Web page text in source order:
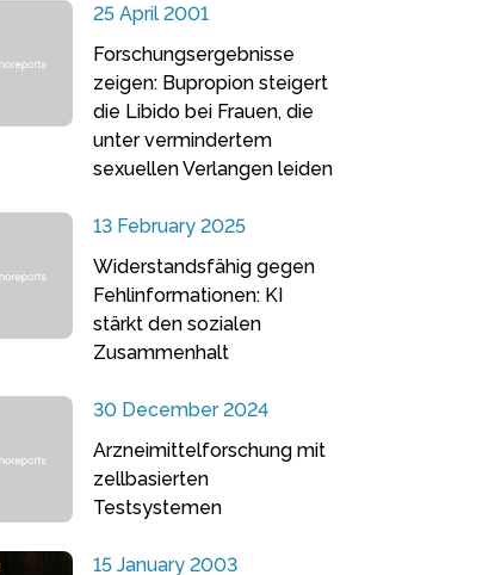
25 April 2001
Forschungsergebnisse
zeigen: Bupropion steigert
die Libido bei Frauen, die
unter vermindertem
sexuellen Verlangen leiden
13 February 2025
Widerstandsfähig gegen
Fehlinformationen: KI
stärkt den sozialen
Zusammenhalt
30 December 2024
Arzneimittelforschung mit
zellbasierten
Testsystemen
15 January 2003